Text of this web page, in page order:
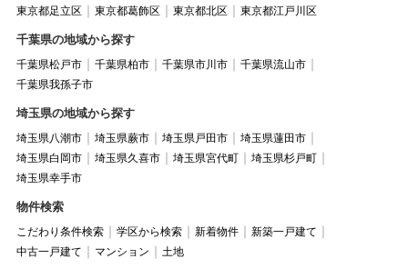
東京都足立区 東京都葛飾区 東京都北区 東京都江戸川区
千葉県の地域から探す
千葉県松戸市 千葉県柏市 千葉県市川市
千葉県流山市
千葉県我孫子市
埼玉県の地域から探す
埼玉県八潮市 埼玉県蕨市 埼玉県戸田市
埼玉県蓮田市
埼玉県白岡市
埼玉県久喜市 埼玉県宮代町
埼玉県杉戸町
埼玉県幸手市
物件検索
こだわり条件検索 学区から検索 新着物件
新築一戸建て
中古一戸建て
マンション 土地